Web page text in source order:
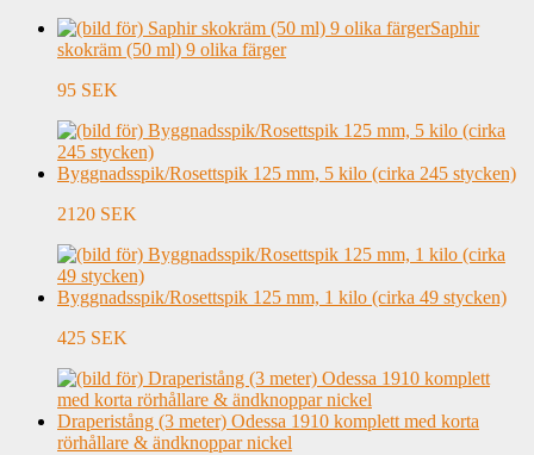
Saphir
skokräm (50 ml) 9 olika färger
95 SEK
Byggnadsspik/Rosettspik 125 mm, 5 kilo (cirka 245 stycken)
2120 SEK
Byggnadsspik/Rosettspik 125 mm, 1 kilo (cirka 49 stycken)
425 SEK
Draperistång (3 meter) Odessa 1910 komplett med korta
rörhållare & ändknoppar nickel